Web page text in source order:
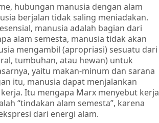
hubungan manusia dengan alam
berjalan tidak saling meniadakan.
manusia adalah bagian dari
alam semesta, manusia tidak akan
mengambil (apropriasi) sesuatu dari
tumbuhan, atau hewan) untuk
yaitu makan-minum dan sarana
itu, manusia dapat menjalankan
Itu mengapa Marx menyebut kerja
“tindakan alam semesta”, karena
dari energi alam.